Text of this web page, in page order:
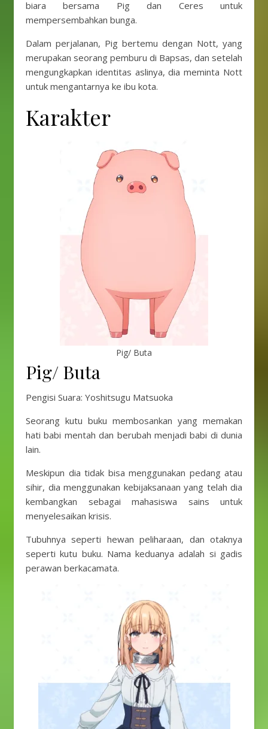
biara bersama Pig dan Ceres untuk
mempersembahkan bunga.
Dalam perjalanan, Pig bertemu dengan Nott, yang
merupakan seorang pemburu di Bapsas, dan setelah
mengungkapkan identitas aslinya, dia meminta Nott
untuk mengantarnya ke ibu kota.
Karakter
Pig/ Buta
Pig/ Buta
Pengisi Suara: Yoshitsugu Matsuoka
Seorang kutu buku membosankan yang memakan
hati babi mentah dan berubah menjadi babi di dunia
lain.
Meskipun dia tidak bisa menggunakan pedang atau
sihir, dia menggunakan kebijaksanaan yang telah dia
kembangkan sebagai mahasiswa sains untuk
menyelesaikan krisis.
Tubuhnya seperti hewan peliharaan, dan otaknya
seperti kutu buku. Nama keduanya adalah si gadis
perawan berkacamata.